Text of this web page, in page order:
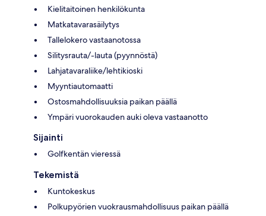
Kielitaitoinen henkilökunta
Matkatavarasäilytys
Tallelokero vastaanotossa
Silitysrauta/-lauta (pyynnöstä)
Lahjatavaraliike/lehtikioski
Myyntiautomaatti
Ostosmahdollisuuksia paikan päällä
Ympäri vuorokauden auki oleva vastaanotto
Sijainti
Golfkentän vieressä
Tekemistä
Kuntokeskus
Polkupyörien vuokrausmahdollisuus paikan päällä